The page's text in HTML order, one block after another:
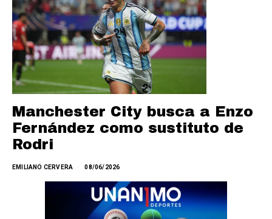
Manchester City busca a Enzo
Fernández como sustituto de
Rodri
EMILIANO CERVERA 08/06/2026